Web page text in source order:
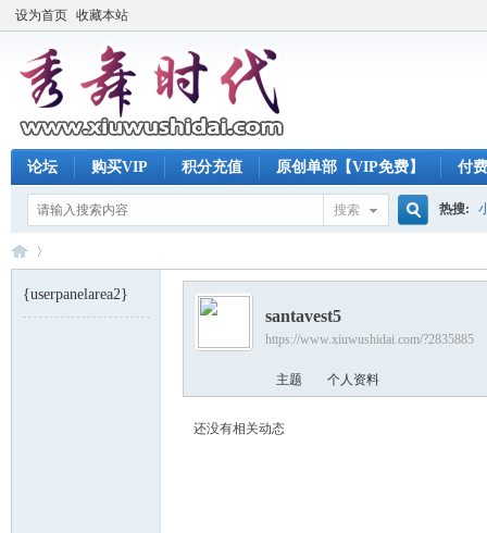
设为首页 收藏本站
论坛 购买VIP 积分充值 原创单部【VIP免费】 付
搜索
索
热搜:
{userpanelarea2}
santavest5
https://www.xiuwushidai.com/?2835885
主题 个人资料
还没有相关动态